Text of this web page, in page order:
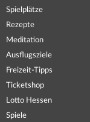
Spielplätze
Rezepte
Meditation
Ausflugsziele
Freizeit-Tipps
Ticketshop
Lotto Hessen
Spiele